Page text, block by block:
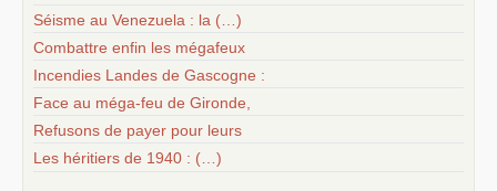
Séisme au Venezuela : la (…)
Combattre enfin les mégafeux
Incendies Landes de Gascogne :
Face au méga-feu de Gironde,
Refusons de payer pour leurs
Les héritiers de 1940 : (…)